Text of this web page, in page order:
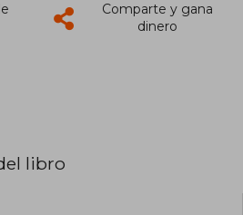
Comparte y gana
dinero
libro